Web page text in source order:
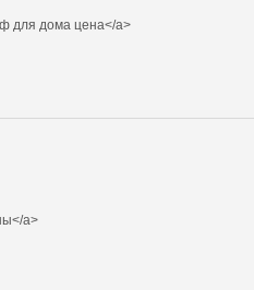
для дома цена</a>
a>